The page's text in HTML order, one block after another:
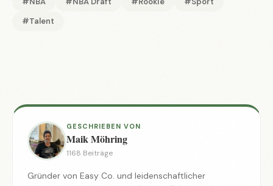
#Talent
GESCHRIEBEN VON
Maik Möhring
1168 Beiträge
Gründer von Easy Co. und leidenschaftlicher